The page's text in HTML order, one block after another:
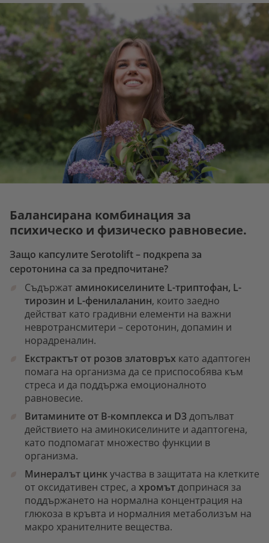
Балансирана комбинация за
психическо и физическо равновесие.
Защо капсулите Serotolift – подкрепа за
серотонина са за предпочитане?
Съдържат аминокиселините L-триптофан, L-
тирозин и L-фенилаланин, които заедно
действат като градивни елементи на важни
невротрансмитери – серотонин, допамин и
норадреналин.
Екстрактът от розов златовръх като адаптоген
помага на организма да се приспособява към
стреса и да поддържа емоционалното
равновесие.
Витамините от B-комплекса и D3допълват
действието на аминокиселините и адаптогена,
като подпомагат множество функции в
организма.
Минералът цинкучаства в защитата на клетките
от оксидативен стрес, а хромътдопринася за
поддържането на нормална концентрация на
глюкоза в кръвта и нормалния метаболизъм на
макро хранителните вещества.